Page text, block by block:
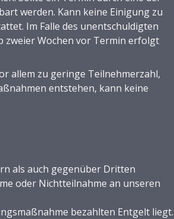
werden. Kann keine Einigung zu
Im Falle des unentschuldigten
zweier Wochen vor Termin erfolgt
allem zu geringe Teilnehmerzahl,
entstehen, kann keine
als auch gegenüber Dritten
oder Nichtteilnahme an unseren
bezahlten Entgelt liegt.